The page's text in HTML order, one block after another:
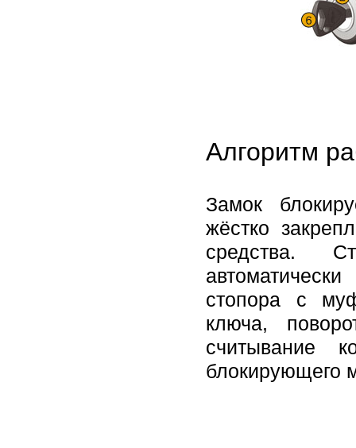
Алгоритм
Замок
жёстко
средства.
стопора с
ключа,
считывание
блокирующего